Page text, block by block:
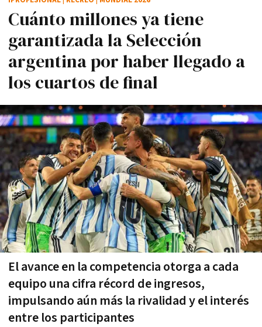
Cuánto millones ya tiene
garantizada la Selección
argentina por haber llegado a
los cuartos de final
El avance en la competencia otorga a cada
equipo una cifra récord de ingresos,
impulsando aún más la rivalidad y el interés
entre los participantes